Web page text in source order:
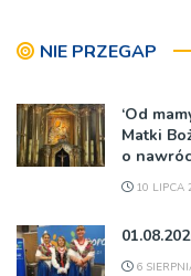
NIE PRZEGAP
‘Od
Matki
o
10 LIPCA
6